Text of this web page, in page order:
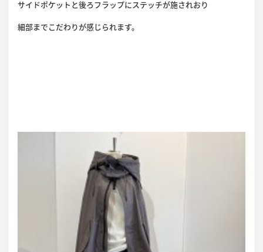
サイドポケットと後ろフラップにステッチが施されおり
細部までこだわりが感じられます。